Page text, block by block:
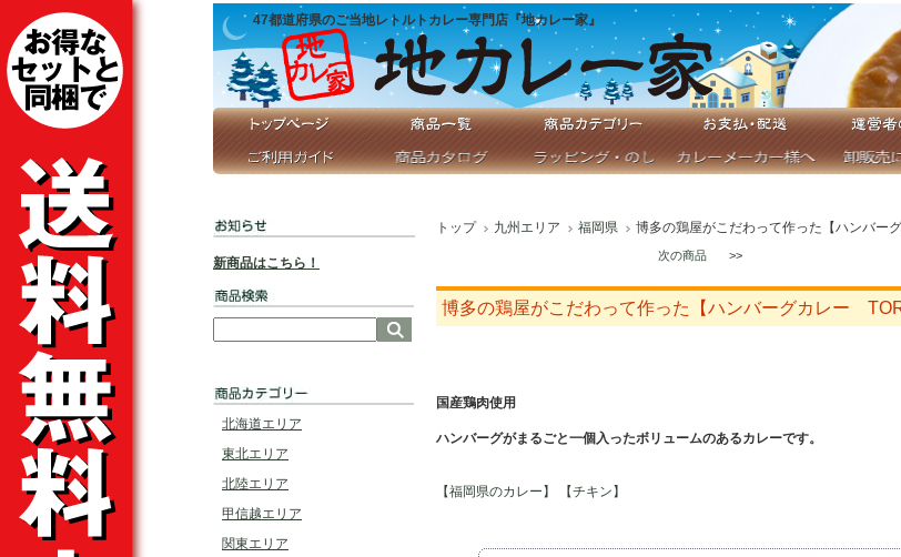
47都道府県のご当地レトルトカレー専門店『地カレー家』
新商品はこちら！
北海道エリア
東北エリア
北陸エリア
甲信越エリア
関東エリア
トップ 九州エリア 福岡県 博多の鶏屋がこだわって作った【ハンバー
次の商品 >>
博多の鶏屋がこだわって作った【ハンバーグカレー
国産鶏肉使用
ハンバーグがまるごと一個入ったボリュームのあるカレーです。
【福岡県のカレー】 【チキン】